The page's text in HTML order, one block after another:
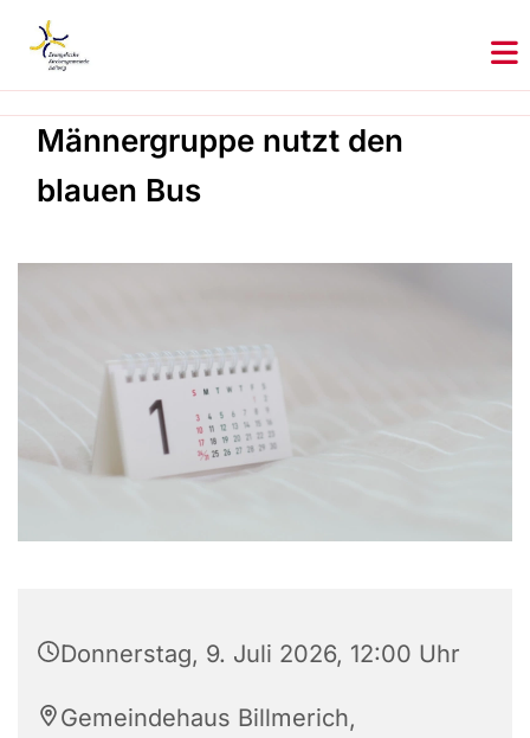
Männergruppe nutzt den
blauen Bus
Donnerstag, 9. Juli 2026, 12:00 Uhr
Gemeindehaus Billmerich,